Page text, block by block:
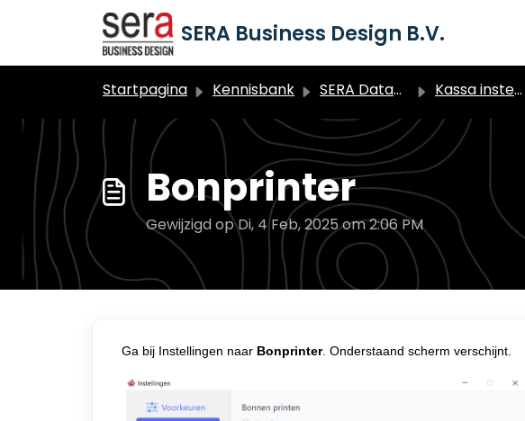
Doorgaan naar hoofdinhoud
SERA Business Design B.V.
Startpagina Kennisbank SERA Dataduiker Kassa Kassa instellingen & functionaliteiten
Bonprinter
Gewijzigd op Di, 4 Feb, 2025 om 2:06 PM
Ga bij Instellingen naar Bonprinter. Onderstaand scherm verschijnt.